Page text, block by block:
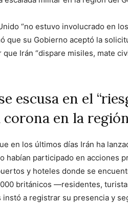
“no estuvo involucrado en
que su Gobierno aceptó la
Irán “dispare misiles, mate
escusa en el
corona en la
en los últimos días Irán ha
habían participado en acciones
y hoteles donde se
británicos —residentes,
instó a registrar su presencia y